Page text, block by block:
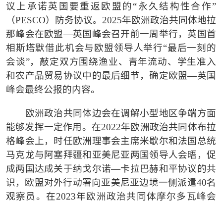
议上承诺英国要重返欧盟的“永久结构性合作”
（PESCO）防务协议。2025年欧洲政治共同体地拉
那峰会在欧盟—英国峰会召开前一周举行，英国首
相斯塔默借此机会与欧盟领导人举行“最后一刻的
会谈”，敲定双方围绕渔业、青年流动、学生准入
和农产品贸易协议中的最后细节，确定欧盟—英国
峰会最终公报的内容。
欧洲政治共同体边会在调解小型地区争端方面
能够发挥一定作用。在2022年欧洲政治共同体布拉
格峰会上，时任欧洲理事会主席米歇尔和法国总统
马克龙与阿塞拜疆和亚美尼亚两国领导人会晤，促
成两国达成关于纳戈尔诺—卡拉巴赫和平协议的共
识，欧盟对外行动署向亚美尼亚边境一侧派遣40名
观察员。在2023年欧洲政治共同体摩尔多瓦峰会